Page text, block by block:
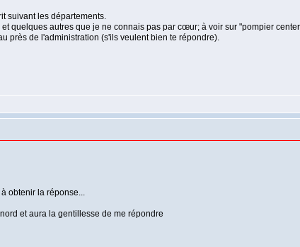
suivant les départements.
quelques autres que je ne connais pas par cœur; à voir sur "pompier
près de l'administration (s'ils veulent bien te répondre).
obtenir la réponse...
et aura la gentillesse de me répondre